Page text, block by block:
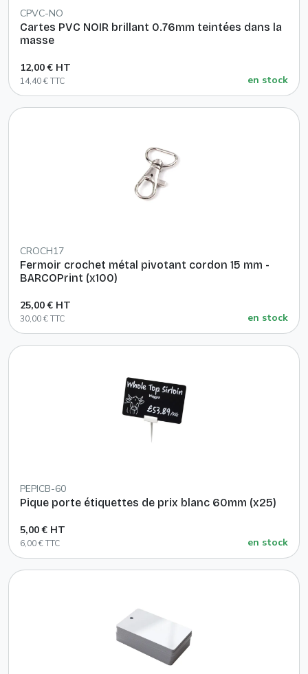
CPVC-NO
Cartes PVC NOIR brillant 0.76mm teintées dans la
masse
12,00 € HT
14,40 € TTC en stock
CROCH17
Fermoir crochet métal pivotant cordon 15 mm -
BARCOPrint (x100)
25,00 € HT
30,00 € TTC en stock
PEPICB-60
Pique porte étiquettes de prix blanc 60mm (x25)
5,00 € HT
6,00 € TTC en stock